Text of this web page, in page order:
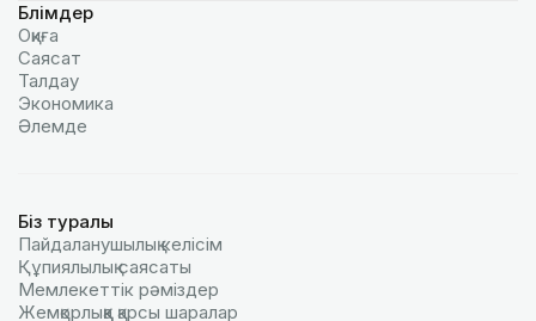
Бөлімдер
Оқиға
Саясат
Талдау
Экономика
Әлемде
Біз туралы
Пайдаланушылық келiciм
Құпиялылық саясаты
Мемлекеттік рәміздер
Жемқорлыққа қарсы шаралар